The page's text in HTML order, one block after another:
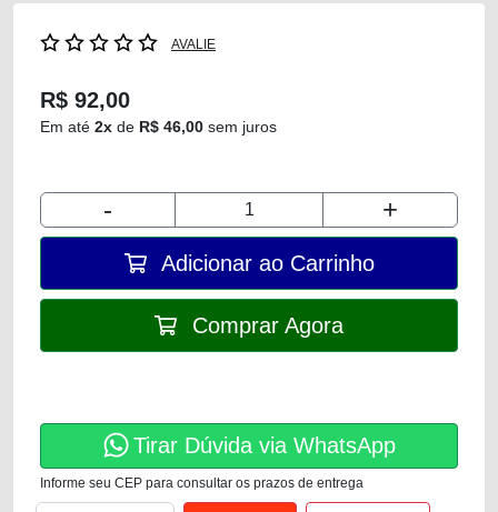
AVALIE
R$ 92,00
Em até 2x de R$ 46,00 sem juros
- +
Adicionar ao Carrinho
Comprar Agora
Tirar Dúvida via WhatsApp
Informe seu CEP para consultar os prazos de entrega